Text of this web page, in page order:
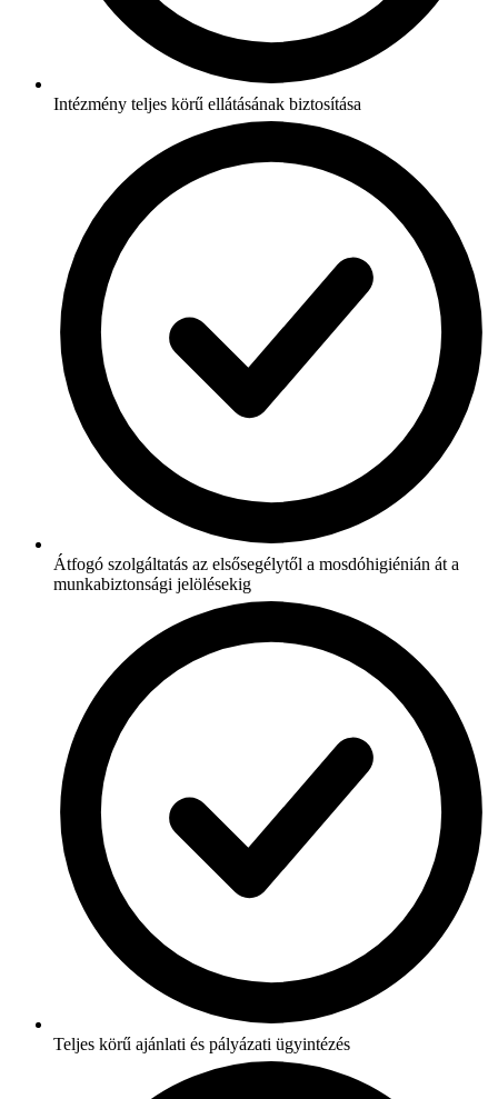
Intézmény teljes körű ellátásának biztosítása
Átfogó szolgáltatás az elsősegélytől a mosdóhigiénián át a
munkabiztonsági jelölésekig
Teljes körű ajánlati és pályázati ügyintézés